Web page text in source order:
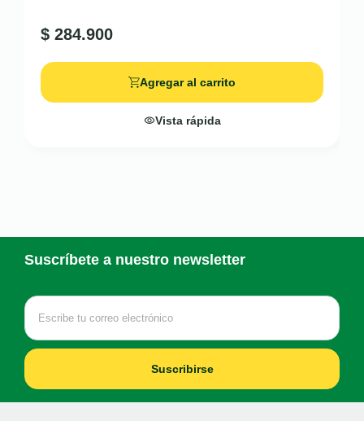
$ 284.900
Agregar al carrito
Vista rápida
Suscríbete a nuestro newsletter
Suscribirse